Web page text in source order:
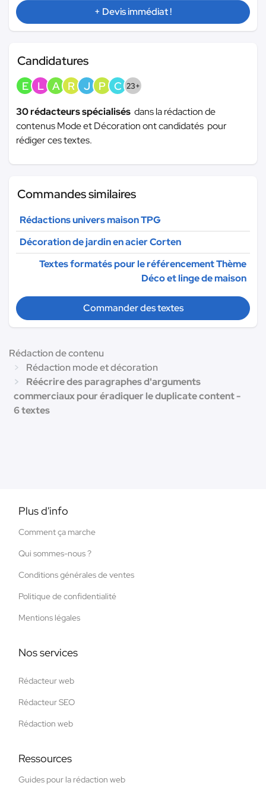
+ Devis immédiat !
Candidatures
E L A R J P C 23+
30 rédacteurs spécialisés dans la rédaction de
contenus Mode et Décoration ont candidatés pour
rédiger ces textes.
Commandes similaires
Rédactions univers maison TPG
Décoration de jardin en acier Corten
Textes formatés pour le référencement Thème
Déco et linge de maison
Commander des textes
Rédaction de contenu
Rédaction mode et décoration
Réécrire des paragraphes d'arguments
commerciaux pour éradiquer le duplicate content -
6 textes
Plus d'info
Comment ça marche
Qui sommes-nous ?
Conditions générales de ventes
Politique de confidentialité
Mentions légales
Nos services
Rédacteur web
Rédacteur SEO
Rédaction web
Ressources
Guides pour la rédaction web